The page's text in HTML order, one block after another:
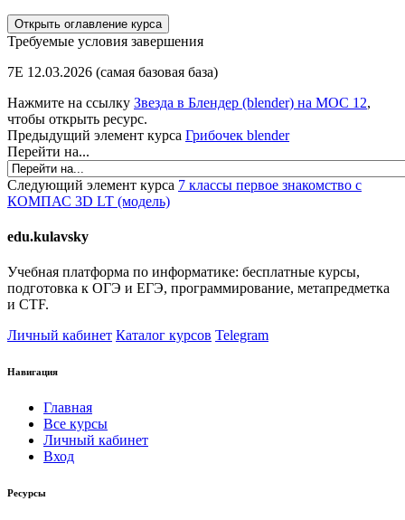
Открыть оглавление курса
Требуемые условия завершения
7Е 12.03.2026 (самая базовая база)
Нажмите на ссылку Звезда в Блендер (blender) на МОС 12,
чтобы открыть ресурс.
Предыдущий элемент курса Грибочек blender
Перейти на...
Следующий элемент курса 7 классы первое знакомство с
КОМПАС 3D LT (модель)
edu.kulavsky
Учебная платформа по информатике: бесплатные курсы,
подготовка к ОГЭ и ЕГЭ, программирование, метапредметка
и CTF.
Личный кабинет Каталог курсов Telegram
Навигация
Главная
Все курсы
Личный кабинет
Вход
Ресурсы